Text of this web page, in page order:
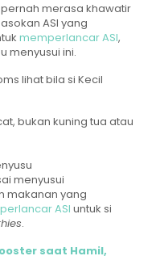
merasa khawatir
ASI yang
memperlancar ASI,
menyusui ini.
lihat bila si Kecil
bukan kuning tua atau
menyusui
makanan yang
ASI untuk si
.
saat Hamil,